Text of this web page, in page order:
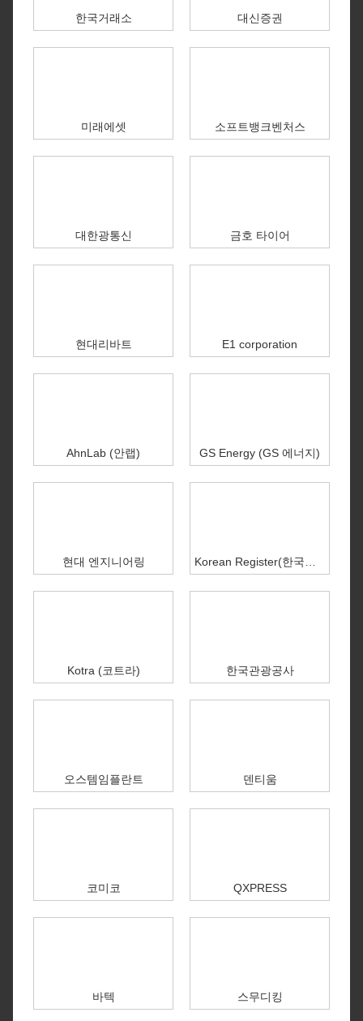
한국거래소 대신증권
미래에셋 소프트뱅크벤처스
대한광통신 금호 타이어
현대리바트 E1 corporation
AhnLab (안랩) GS Energy (GS 에너지)
현대 엔지니어링 Korean Register(한국선급)
Kotra (코트라) 한국관광공사
오스템임플란트 덴티움
코미코 QXPRESS
바텍 스무디킹